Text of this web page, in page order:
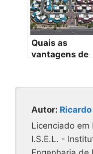
Quais as
vantagens de
fechado?
Autor:
Licenciado em
I.S.E.L. -